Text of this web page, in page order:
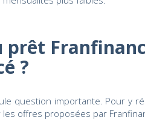
prêt
?
question importante. Pour y
offres proposées par